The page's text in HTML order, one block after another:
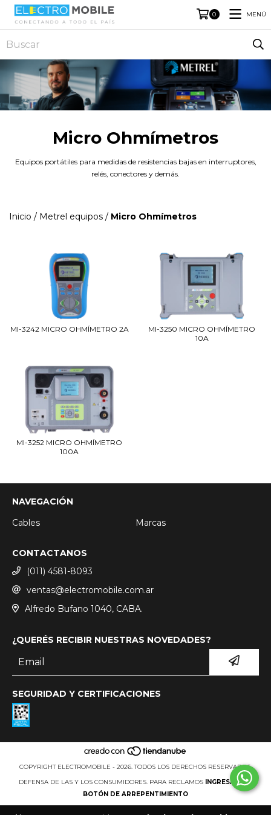
0 MENÚ
Micro Ohmímetros
Equipos portátiles para medidas de resistencias bajas en interruptores,
relés, conectores y demás.
Inicio / Metrel equipos / Micro Ohmímetros
MI-3242 MICRO OHMÍMETRO 2A
MI-3250 MICRO OHMÍMETRO
10A
MI-3252 MICRO OHMÍMETRO
100A
NAVEGACIÓN
Cables
Marcas
CONTACTANOS
(011) 4581-8093
ventas@electromobile.com.ar
Alfredo Bufano 1040, CABA.
¿QUERÉS RECIBIR NUESTRAS NOVEDADES?
SEGURIDAD Y CERTIFICACIONES
COPYRIGHT ELECTROMOBILE - 2026. TODOS LOS DERECHOS RESERVADOS.
DEFENSA DE LAS Y LOS CONSUMIDORES. PARA RECLAMOS
INGRESÁ ACÁ.
BOTÓN DE ARREPENTIMIENTO